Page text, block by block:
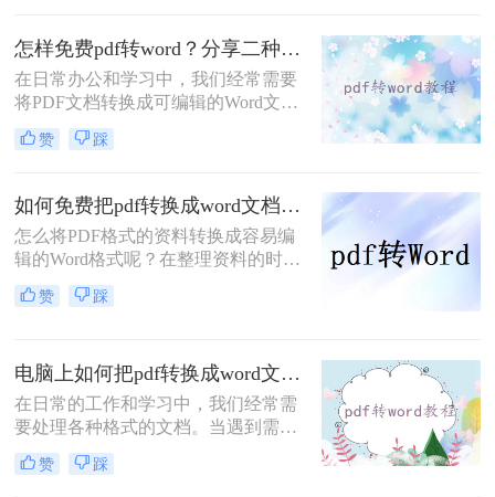
转word免费呢？本文将介绍三种免费
的PDF转Word方法。
怎样免费pdf转word？分享二种常用的转换方法！
在日常办公和学习中，我们经常需要
将PDF文档转换成可编辑的Word文
件。幸运的是，有多种免费的方法可
以实现这一目标。那么怎样免费pdf转
方法。
赞 踩
如何免费把pdf转换成word文档？分享二个简单方便的方法！
怎么将PDF格式的资料转换成容易编
辑的Word格式呢？在整理资料的时候
最难过的莫过于文档不能直接编辑，
不能修改里面的内容了。所以，工作
word很简单的，下面就来教会大家。
赞 踩
电脑上如何把pdf转换成word文档？学会这4种方法轻松完成转换！
在日常的工作和学习中，我们经常需
要处理各种格式的文档。当遇到需要
编辑或调整内容的PDF文件时，将其
转换为可编辑的Word文档就显得尤为
赞 踩